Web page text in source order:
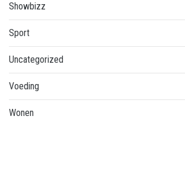
Showbizz
Sport
Uncategorized
Voeding
Wonen